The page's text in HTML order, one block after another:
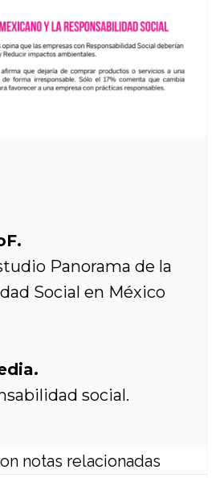
Panorama de la
Social en México
social.
notas relacionadas